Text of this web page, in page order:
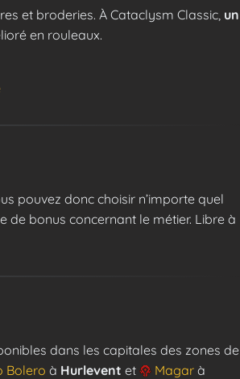
et broderies. À Cataclysm Classic, un
en rouleaux.
pouvez donc choisir n’importe quel
de bonus concernant le métier. Libre à
dans les capitales des zones de
Bolero à Hurlevent et Magar à